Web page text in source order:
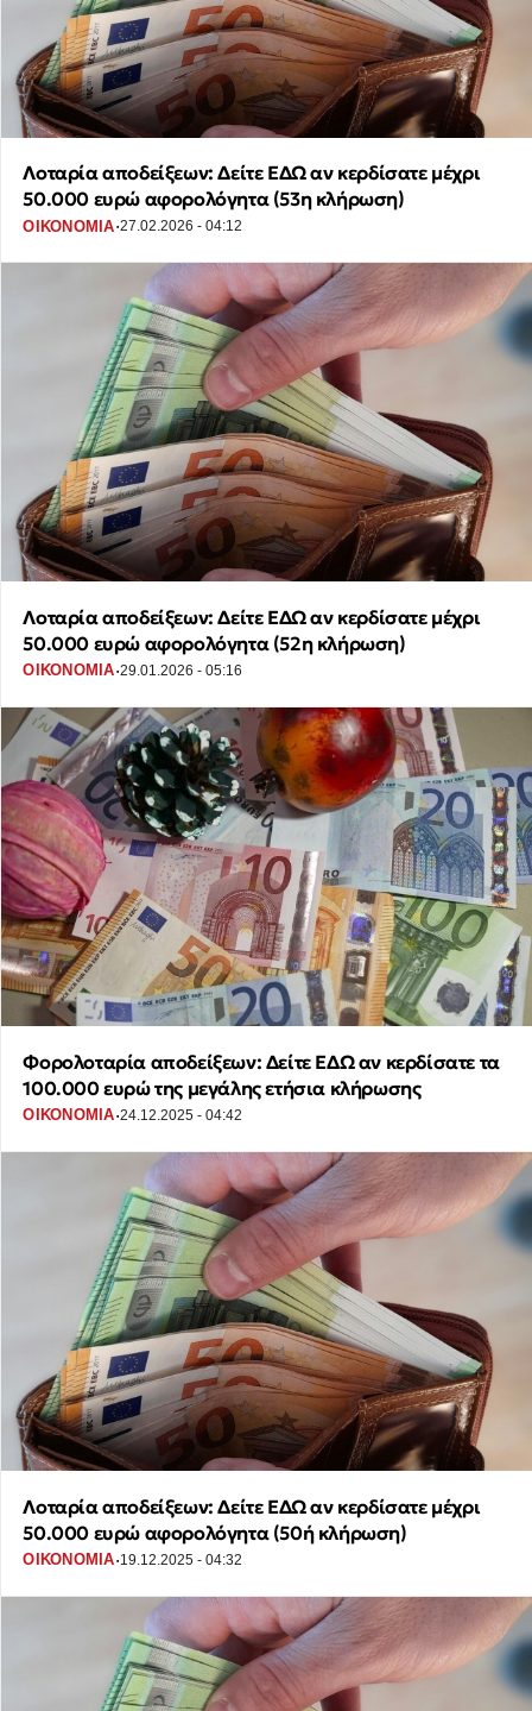
Λοταρία αποδείξεων: Δείτε ΕΔΩ αν κερδίσατε μέχρι
50.000 ευρώ αφορολόγητα (53η κλήρωση)
ΟΙΚΟΝΟΜΙΑ·27.02.2026 - 04:12
Λοταρία αποδείξεων: Δείτε ΕΔΩ αν κερδίσατε μέχρι
50.000 ευρώ αφορολόγητα (52η κλήρωση)
ΟΙΚΟΝΟΜΙΑ·29.01.2026 - 05:16
Φορολοταρία αποδείξεων: Δείτε ΕΔΩ αν κερδίσατε τα
100.000 ευρώ της μεγάλης ετήσια κλήρωσης
ΟΙΚΟΝΟΜΙΑ·24.12.2025 - 04:42
Λοταρία αποδείξεων: Δείτε ΕΔΩ αν κερδίσατε μέχρι
50.000 ευρώ αφορολόγητα (50ή κλήρωση)
ΟΙΚΟΝΟΜΙΑ·19.12.2025 - 04:32